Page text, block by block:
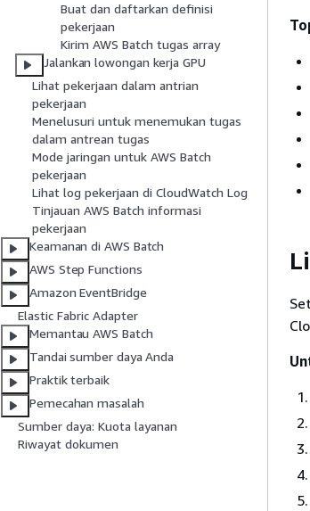
Buat dan daftarkan definisi
pekerjaan
Kirim AWS Batch tugas array
Jalankan lowongan kerja GPU
Lihat pekerjaan dalam antrian
pekerjaan
Menelusuri untuk menemukan tugas
dalam antrean tugas
Mode jaringan untuk AWS Batch
pekerjaan
Lihat log pekerjaan di CloudWatch Log
Tinjauan AWS Batch informasi
pekerjaan
Keamanan di AWS Batch
AWS Step Functions
Amazon EventBridge
Elastic Fabric Adapter
Memantau AWS Batch
Tandai sumber daya Anda
Praktik terbaik
Pemecahan masalah
Sumber daya: Kuota layanan
Riwayat dokumen